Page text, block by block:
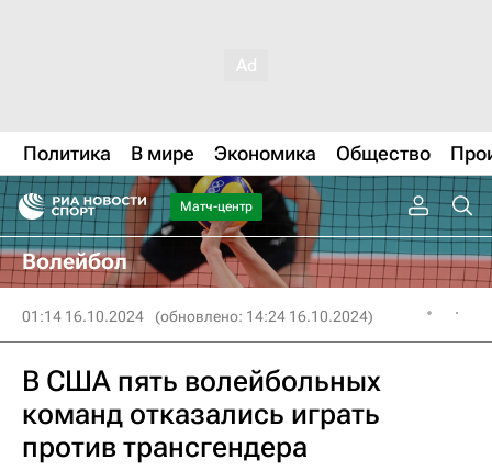
Политика В мире Экономика Общество
Матч-центр
Волейбол
01:14 16.10.2024 (обновлено: 14:24 16.10.2024)
В США пять волейбольных
команд отказались играть
против трансгендера